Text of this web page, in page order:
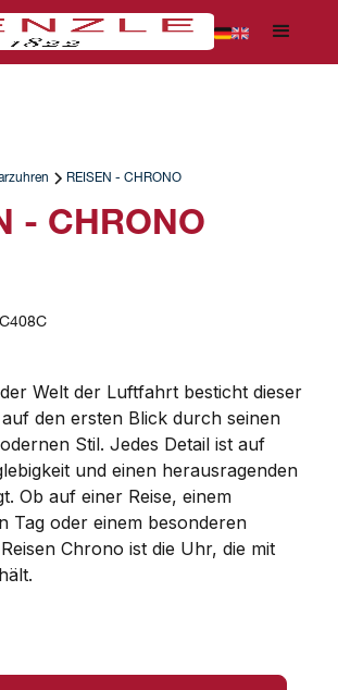
REISEN - CHRONO
- CHRONO
Welt der Luftfahrt besticht dieser
den ersten Blick durch seinen
Stil. Jedes Detail ist auf
und einen herausragenden
Ob auf einer Reise, einem
Tag oder einem besonderen
Chrono ist die Uhr, die mit